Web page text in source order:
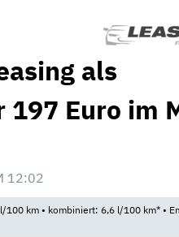
als
Euro im
12:02
km • kombiniert: 6,6 l/100 km* •